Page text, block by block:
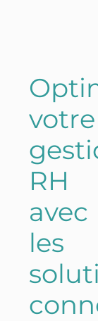
votre
RH
avec
les